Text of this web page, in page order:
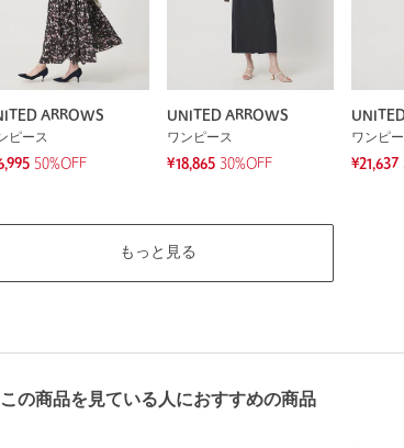
ARROWS
ピース
50%OFF
UNITED ARROWS
ワンピース
¥18,865 30%OFF
ワンピ
¥21,637
もっと見る
この商品を見ている人におすすめの商品